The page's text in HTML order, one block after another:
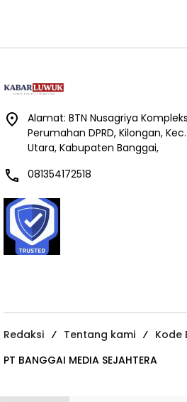
Alamat: BTN Nusagriya Kompleks
Perumahan DPRD, Kilongan,
Utara, Kabupaten Banggai,
081354172518
Redaksi Tentang kami Kode
PT BANGGAI MEDIA SEJAHTERA